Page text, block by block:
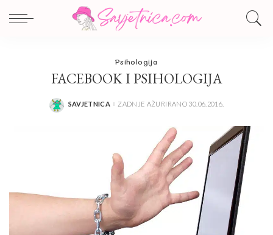
Psihologija
FACEBOOK I PSIHOLOGIJA
POSTED
SAVJETNICA ZADNJE AŽURIRANO 30.06.2016.